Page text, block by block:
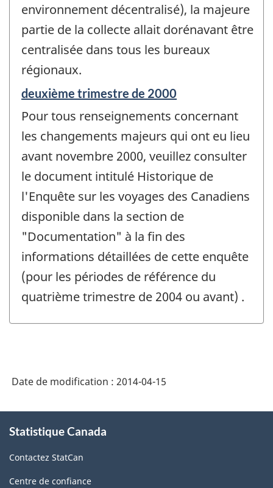
environnement décentralisé), la majeure
partie de la collecte allait dorénavant être
centralisée dans tous les bureaux
régionaux.
Période
référence
de
changement
-
deuxième trimestre de 2000
Pour tous renseignements concernant
les changements majeurs qui ont eu lieu
avant novembre 2000, veuillez consulter
le document intitulé Historique de
l'Enquête sur les voyages des Canadiens
disponible dans la section de
"Documentation" à la fin des
informations détaillées de cette enquête
(pour les périodes de référence du
quatrième trimestre de 2004 ou avant) .
Date de modification : 2014-04-15
propos
ce
site
Statistique Canada
Contactez StatCan
Centre de confiance